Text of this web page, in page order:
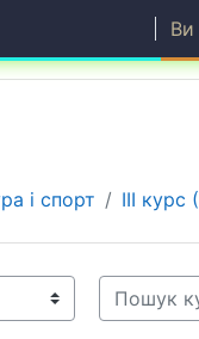
Ви
і спорт ІІІ курс
Пошук